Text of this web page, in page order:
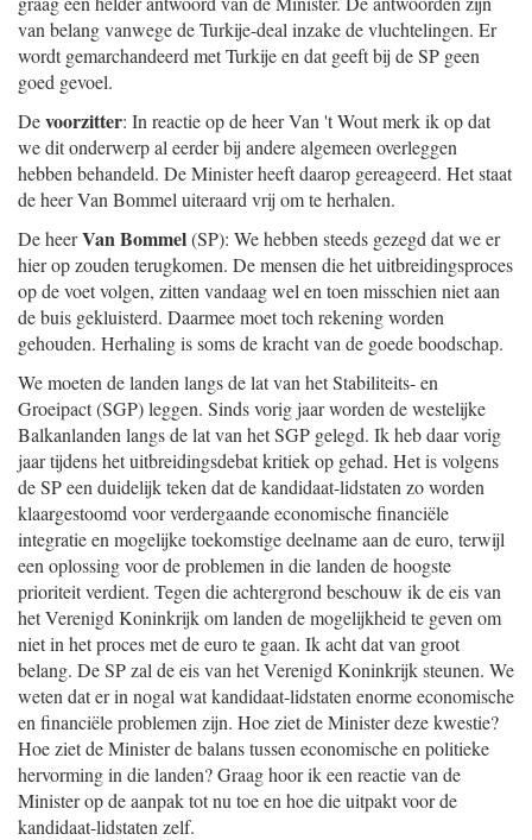
van belang vanwege de Turkije-deal inzake de vluchtelingen. Er
wordt gemarchandeerd met Turkije en dat geeft bij de SP geen
goed gevoel.
Devoorzitter: In reactie op de heer Van 't Wout merk ik op dat
we dit onderwerp al eerder bij andere algemeen overleggen
hebben behandeld. De Minister heeft daarop gereageerd. Het staat
de heer Van Bommel uiteraard vrij om te herhalen.
De heerVan Bommel(SP): We hebben steeds gezegd dat we er
hier op zouden terugkomen. De mensen die het uitbreidingsproces
op de voet volgen, zitten vandaag wel en toen misschien niet aan
de buis gekluisterd. Daarmee moet toch rekening worden
gehouden. Herhaling is soms de kracht van de goede boodschap.
We moeten de landen langs de lat van het Stabiliteits- en
Groeipact (SGP) leggen. Sinds vorig jaar worden de westelijke
Balkanlanden langs de lat van het SGP gelegd. Ik heb daar vorig
jaar tijdens het uitbreidingsdebat kritiek op gehad. Het is volgens
de SP een duidelijk teken dat de kandidaat-lidstaten zo worden
klaargestoomd voor verdergaande economische financiële
integratie en mogelijke toekomstige deelname aan de euro, terwijl
een oplossing voor de problemen in die landen de hoogste
prioriteit verdient. Tegen die achtergrond beschouw ik de eis van
het Verenigd Koninkrijk om landen de mogelijkheid te geven om
niet in het proces met de euro te gaan. Ik acht dat van groot
belang. De SP zal de eis van het Verenigd Koninkrijk steunen. We
weten dat er in nogal wat kandidaat-lidstaten enorme economische
en financiële problemen zijn. Hoe ziet de Minister deze kwestie?
Hoe ziet de Minister de balans tussen economische en politieke
hervorming in die landen? Graag hoor ik een reactie van de
Minister op de aanpak tot nu toe en hoe die uitpakt voor de
kandidaat-lidstaten zelf.